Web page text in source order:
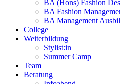
BA (Hons) Fashion
BA Fashion
BA Management
College
Weiterbildung
Stylist:in
Summer Camp
Team
Beratung